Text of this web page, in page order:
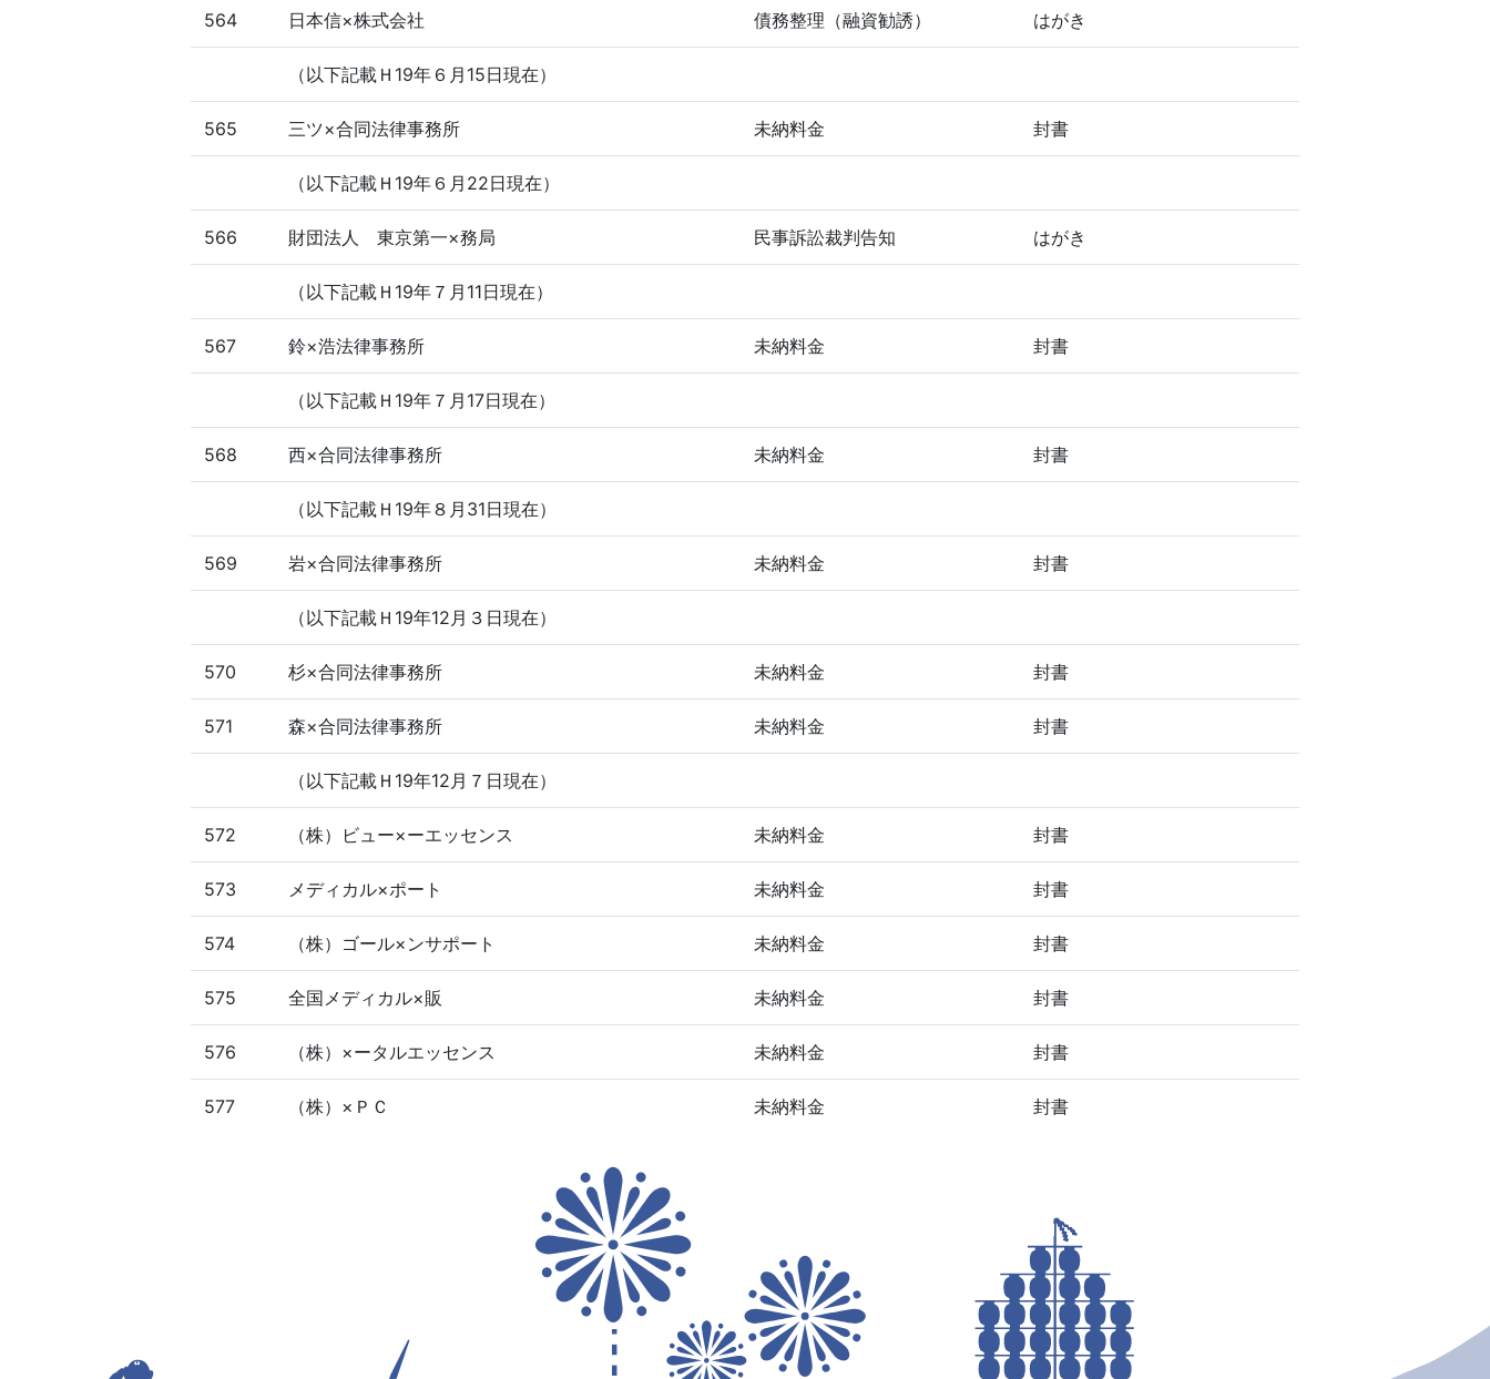
564 日本信×株式会社 債務整理（融資勧誘） はがき
（以下記載Ｈ19年６月15日現在）
565 三ツ×合同法律事務所 未納料金 封書
（以下記載Ｈ19年６月22日現在）
566 財団法人 東京第一×務局 民事訴訟裁判告知 はがき
（以下記載Ｈ19年７月11日現在）
567 鈴×浩法律事務所 未納料金 封書
（以下記載Ｈ19年７月17日現在）
568 西×合同法律事務所 未納料金 封書
（以下記載Ｈ19年８月31日現在）
569 岩×合同法律事務所 未納料金 封書
（以下記載Ｈ19年12月３日現在）
570 杉×合同法律事務所 未納料金 封書
571 森×合同法律事務所 未納料金 封書
（以下記載Ｈ19年12月７日現在）
572 （株）ビュー×ーエッセンス 未納料金 封書
573 メディカル×ポート 未納料金 封書
574 （株）ゴール×ンサポート 未納料金 封書
575 全国メディカル×販 未納料金 封書
576 （株）×ータルエッセンス 未納料金 封書
577 （株）×ＰＣ 未納料金 封書